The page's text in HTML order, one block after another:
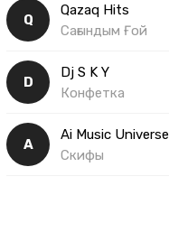
Q
Qazaq Hits
Сағындым Ғой
D
Dj S K Y
Конфетка
A
Ai Music Universe
Скифы